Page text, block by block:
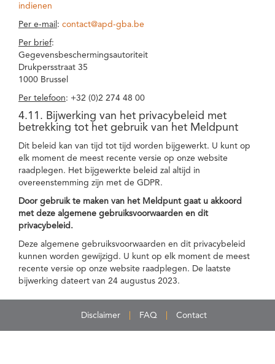
indienen
Per e-mail : contact@apd-gba.be
Per brief:
Gegevensbeschermingsautoriteit
Drukpersstraat 35
1000 Brussel
Per telefoon: +32 (0)2 274 48 00
4.11. Bijwerking van het privacybeleid met
betrekking tot het gebruik van het Meldpunt
Dit beleid kan van tijd tot tijd worden bijgewerkt. U kunt op
elk moment de meest recente versie op onze website
raadplegen. Het bijgewerkte beleid zal altijd in
overeenstemming zijn met de GDPR.
Door gebruik te maken van het Meldpunt gaat u akkoord
met deze algemene gebruiksvoorwaarden en dit
privacybeleid.
Deze algemene gebruiksvoorwaarden en dit privacybeleid
kunnen worden gewijzigd. U kunt op elk moment de meest
recente versie op onze website raadplegen. De laatste
bijwerking dateert van 24 augustus 2023.
Disclaimer FAQ Contact